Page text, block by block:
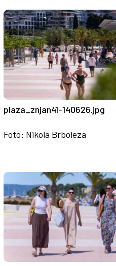
plaza_znjan41-140626.jpg
Foto: Nikola Brboleza